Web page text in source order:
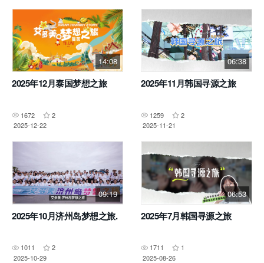
14:08
2025年12月泰国梦想之旅
1672
2
2025-12-22
06:38
2025年11月韩国寻源之旅
1259
2
2025-11-21
09:19
2025年10月济州岛梦想之旅.
1011
2
2025-10-29
06:53
2025年7月韩国寻源之旅
1711
1
2025-08-26